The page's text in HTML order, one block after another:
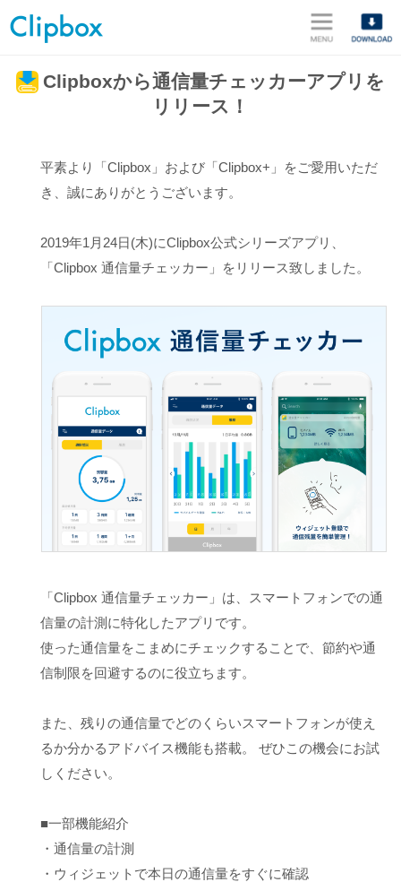
Clipboxから通信量チェッカーアプリを
リリース！
平素より「Clipbox」および「Clipbox+」をご愛用いただ
き、誠にありがとうございます。
2019年1月24日(木)にClipbox公式シリーズアプリ、
「Clipbox 通信量チェッカー」をリリース致しました。
「Clipbox 通信量チェッカー」は、スマートフォンでの通
信量の計測に特化したアプリです。
使った通信量をこまめにチェックすることで、節約や通
信制限を回避するのに役立ちます。
また、残りの通信量でどのくらいスマートフォンが使え
るか分かるアドバイス機能も搭載。 ぜひこの機会にお試
しください。
■一部機能紹介
・通信量の計測
・ウィジェットで本日の通信量をすぐに確認